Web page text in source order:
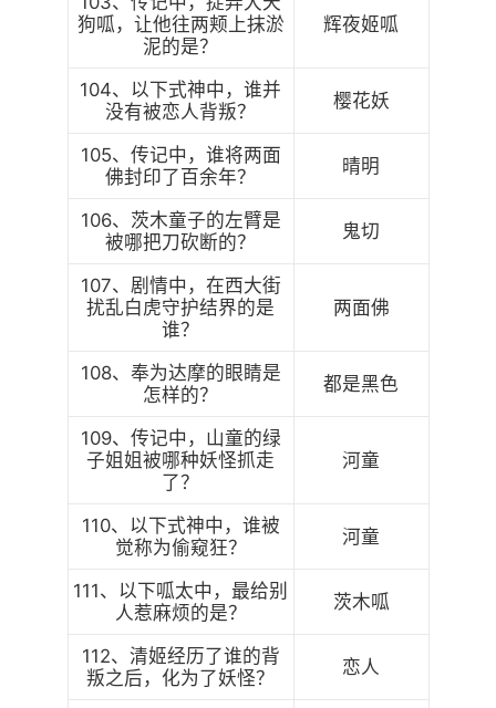
狗呱，让他往两颊上抹淤
泥的是？
辉夜姬呱
104、以下式神中，谁并
没有被恋人背叛？
樱花妖
105、传记中，谁将两面
佛封印了百余年？
晴明
106、茨木童子的左臂是
被哪把刀砍断的？
鬼切
107、剧情中，在西大街
扰乱白虎守护结界的是
谁？
两面佛
108、奉为达摩的眼睛是
怎样的？
都是黑色
109、传记中，山童的绿
子姐姐被哪种妖怪抓走
了？
河童
110、以下式神中，谁被
觉称为偷窥狂？
河童
111、以下呱太中，最给别
人惹麻烦的是？
茨木呱
112、清姬经历了谁的背
叛之后，化为了妖怪？
恋人